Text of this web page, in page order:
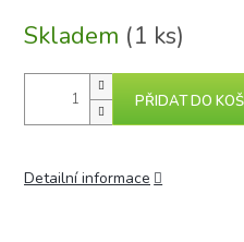
Skladem (1 ks)
PŘIDAT DO
Detailní informace